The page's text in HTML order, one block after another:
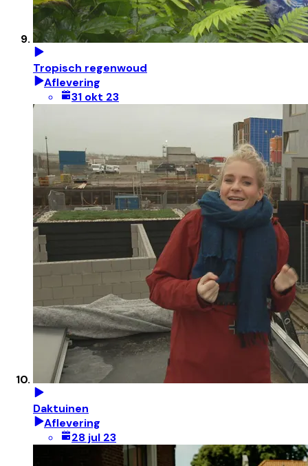
Tropisch regenwoud
Aflevering
31 okt 23
Daktuinen
Aflevering
28 jul 23